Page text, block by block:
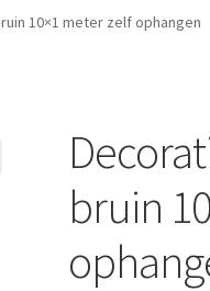
Offerte aanvraag
10×1 meter zelf ophangen
bruin